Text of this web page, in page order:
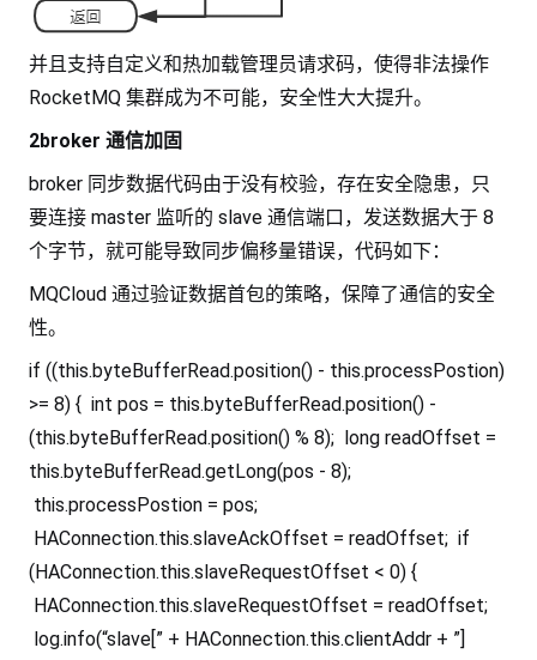
并且支持自定义和热加载管理员请求码，使得非法操作
RocketMQ 集群成为不可能，安全性大大提升。
2broker 通信加固
broker 同步数据代码由于没有校验，存在安全隐患，只
要连接 master 监听的 slave 通信端口，发送数据大于 8
个字节，就可能导致同步偏移量错误，代码如下：
MQCloud 通过验证数据首包的策略，保障了通信的安全
性。
if ((this.byteBufferRead.position() - this.processPostion)
>= 8) { int pos = this.byteBufferRead.position() -
(this.byteBufferRead.position() % 8); long readOffset =
this.byteBufferRead.getLong(pos - 8);
this.processPostion = pos;
HAConnection.this.slaveAckOffset = readOffset; if
(HAConnection.this.slaveRequestOffset < 0) {
HAConnection.this.slaveRequestOffset = readOffset;
log.info(“slave[” + HAConnection.this.clientAddr + ”]